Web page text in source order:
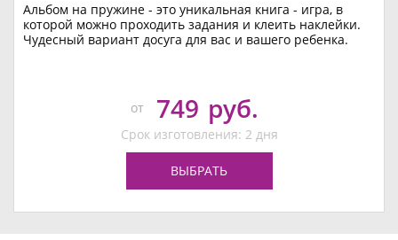
Альбом на пружине - это уникальная книга - игра, в
которой можно проходить задания и клеить наклейки.
Чудесный вариант досуга для вас и вашего ребенка.
от 749 руб.
Срок изготовления: 2 дня
ВЫБРАТЬ